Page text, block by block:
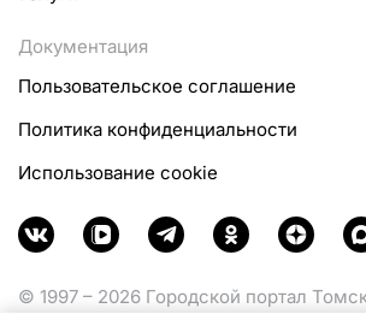
Документация
Пользовательское соглашение
Политика конфиденциальности
Использование cookie
© 1997 – 2026 Городской портал